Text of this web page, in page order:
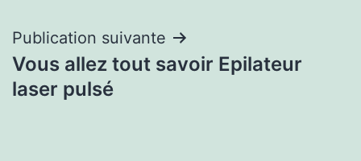
Publication suivante
Vous allez tout savoir Epilateur
laser pulsé